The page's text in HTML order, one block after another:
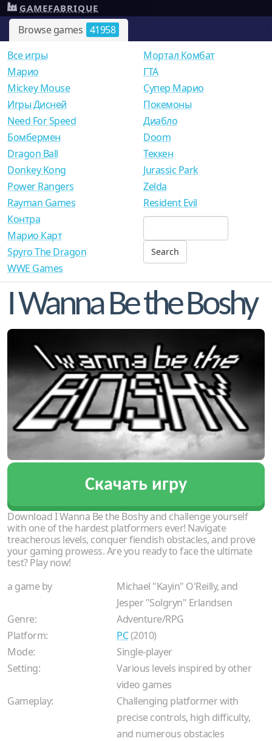
Browse games 41958
GAMEFABRIQUE
Все игры
Mарио
Mickey Mouse
Игры Дисней
Need For Speed
Мортал Комбат
ГТА
Супер Марио
Покемоны
Диабло
Бомбермен
Dragon Ball
Donkey Kong
Power Rangers
Rayman Games
Doom
Теккен
Jurassic Park
Zelda
Resident Evil
Контра
Марио Карт
Spyro The Dragon
WWE Games
I Wanna Be the Boshy
Скачать игру
Download I Wanna Be the Boshy and challenge yourself
with one of the hardest platformers ever! Navigate
treacherous levels, conquer fiendish obstacles, and prove
your gaming prowess. Are you ready to face the ultimate
test? Play now!
a game by
Michael "Kayin" O'Reilly, and
Jesper "Solgryn" Erlandsen
Genre:
Adventure/RPG
Platform:
PC(2010)
Mode:
Single-player
Setting:
Various levels inspired by other
video games
Gameplay:
Challenging platformer with
precise controls, high difficulty,
and numerous obstacles